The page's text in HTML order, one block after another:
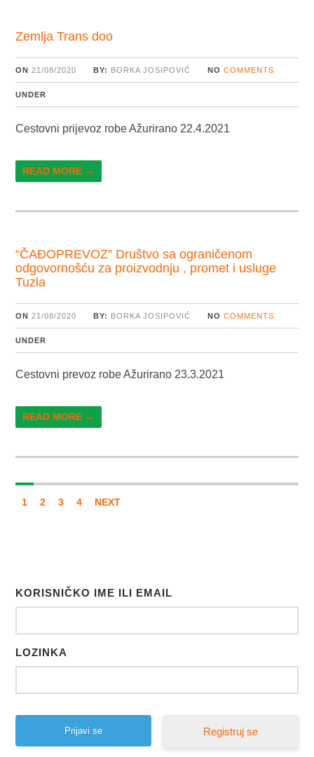
Zemlja Trans doo
ON 21/08/2020 BY: BORKA JOSIPOVIĆ NO COMMENTS
UNDER
Cestovni prijevoz robe Ažurirano 22.4.2021
READ MORE →
“ČAĐOPREVOZ” Društvo sa ograničenom
odgovornošću za proizvodnju , promet i usluge
Tuzla
ON 21/08/2020 BY: BORKA JOSIPOVIĆ NO COMMENTS
UNDER
Cestovni prevoz robe Ažurirano 23.3.2021
READ MORE →
1 2 3 4 NEXT
KORISNIČKO IME ILI EMAIL
LOZINKA
Registruj se